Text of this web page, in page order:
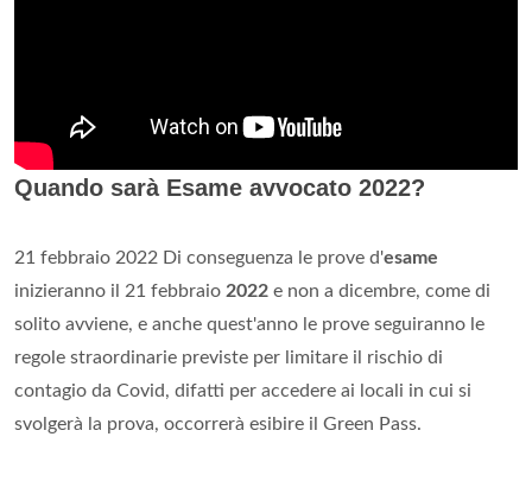
Quando sarà Esame avvocato 2022?
21 febbraio 2022 Di conseguenza le prove d'esame
inizieranno il 21 febbraio 2022 e non a dicembre, come di
solito avviene, e anche quest'anno le prove seguiranno le
regole straordinarie previste per limitare il rischio di
contagio da Covid, difatti per accedere ai locali in cui si
svolgerà la prova, occorrerà esibire il Green Pass.